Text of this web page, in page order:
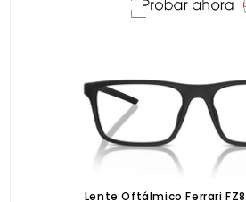
Lente Oftálmico Ferrari